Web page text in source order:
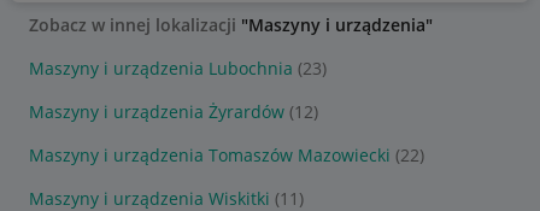
Zobacz w innej lokalizacji "Maszyny i urządzenia"
Maszyny i urządzenia Lubochnia (23)
Maszyny i urządzenia Żyrardów (12)
Maszyny i urządzenia Tomaszów Mazowiecki (22)
Maszyny i urządzenia Wiskitki (11)